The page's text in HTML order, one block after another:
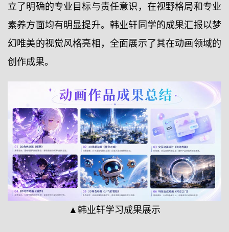
立了明确的专业目标与责任意识，在视野格局和专业
素养方面均有明显提升。韩业轩同学的成果汇报以梦
幻唯美的视觉风格亮相，全面展示了其在动画领域的
创作成果。
▲韩业轩学习成果展示